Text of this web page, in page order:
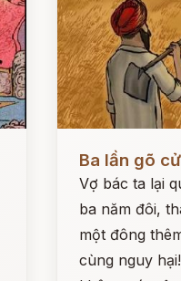
Đọc ngay
Ba lần gõ
Vợ bác ta lại
ba năm đôi,
một đông
cùng nguy